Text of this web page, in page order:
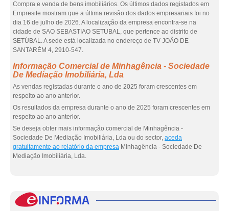
Compra e venda de bens imobiliários. Os últimos dados registados em
Empresite mostram que a última revisão dos dados empresariais foi no
dia 16 de julho de 2026. A localização da empresa encontra-se na
cidade de SAO SEBASTIAO SETUBAL, que pertence ao distrito de
SETÚBAL. A sede está localizada no endereço de TV JOÃO DE
SANTARÉM 4, 2910-547.
Informação Comercial de Minhagência - Sociedade
De Mediação Imobiliária, Lda
As vendas registadas durante o ano de 2025 foram crescentes em
respeito ao ano anterior.
Os resultados da empresa durante o ano de 2025 foram crescentes em
respeito ao ano anterior.
Se deseja obter mais informação comercial de Minhagência -
Sociedade De Mediação Imobiliária, Lda ou do sector, aceda
gratuitamente ao relatório da empresa Minhagência - Sociedade De
Mediação Imobiliária, Lda.